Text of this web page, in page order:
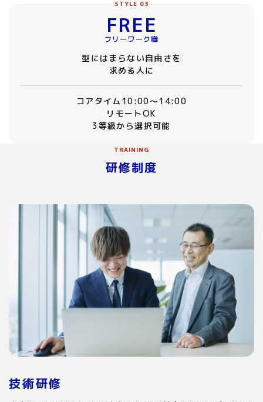
STYLE 03
FREE
フリーワーク職
型にはまらない自由さを
求める人に
コアタイム10:00〜14:00
リモートOK
3等級から選択可能
TRAINING
研修制度
技術研修